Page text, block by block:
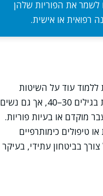
את הפוריות שלהן
רפואית או אישית.
עוד על השיטות
החדשניות לשימור היכולת להיכנס להריון בעתיד. מרבית השאלות עולות בגילים 30–40, אך גם נשים
מוקדם או בעיות פוריות.
טיפולים כימותרפיים
בביטחון עתידי, בעיקר